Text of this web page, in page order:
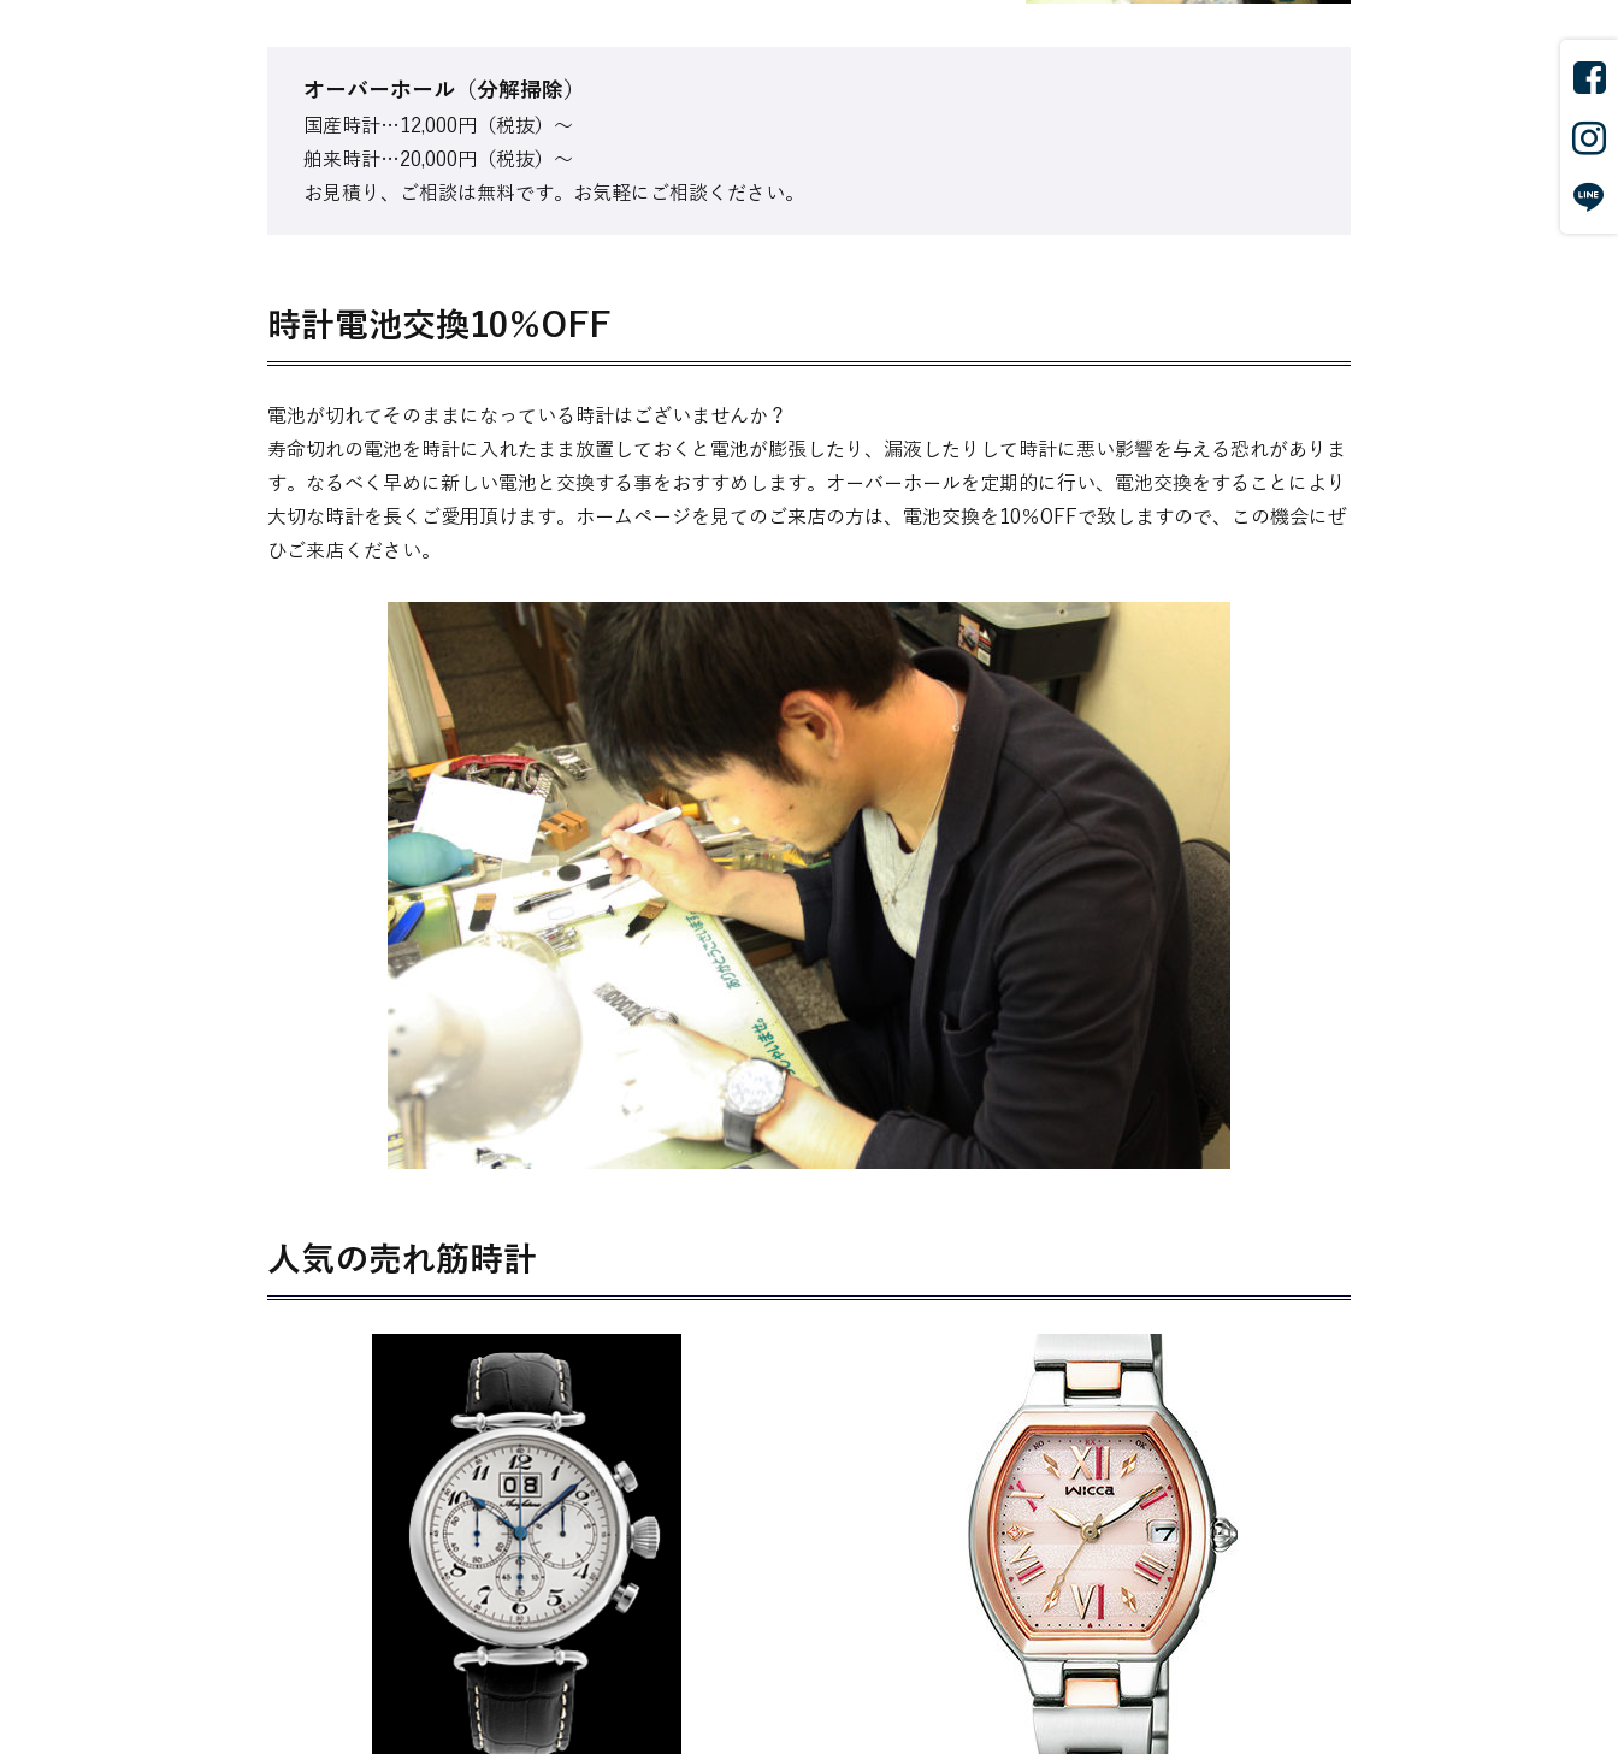
オーバーホール（分解掃除）
国産時計…12,000円（税抜）～
舶来時計…20,000円（税抜）～
お見積り、ご相談は無料です。お気軽にご相談ください。
時計電池交換10％OFF
電池が切れてそのままになっている時計はございませんか？
寿命切れの電池を時計に入れたまま放置しておくと電池が膨張したり、漏液したりして時計に悪い影響を与える恐れがありま
す。なるべく早めに新しい電池と交換する事をおすすめします。オーバーホールを定期的に行い、電池交換をすることにより
大切な時計を長くご愛用頂けます。ホームページを見てのご来店の方は、電池交換を10％OFFで致しますので、この機会にぜ
ひご来店ください。
人気の売れ筋時計